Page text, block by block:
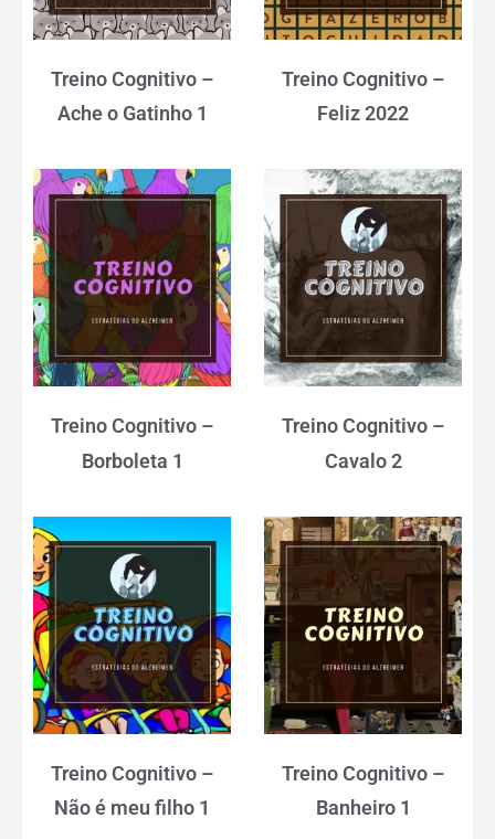
Treino Cognitivo –
Ache o Gatinho 1
Treino Cognitivo –
Feliz 2022
Treino Cognitivo –
Borboleta 1
Treino Cognitivo –
Cavalo 2
Treino Cognitivo –
Não é meu filho 1
Treino Cognitivo –
Banheiro 1